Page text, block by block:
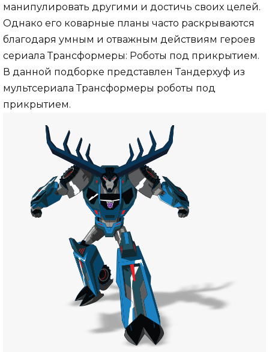
манипулировать другими и достичь своих целей.
Однако его коварные планы часто раскрываются
благодаря умным и отважным действиям героев
сериала Трансформеры: Роботы под прикрытием.
В данной подборке представлен Тандерхуф из
мультсериала Трансформеры роботы под
прикрытием.